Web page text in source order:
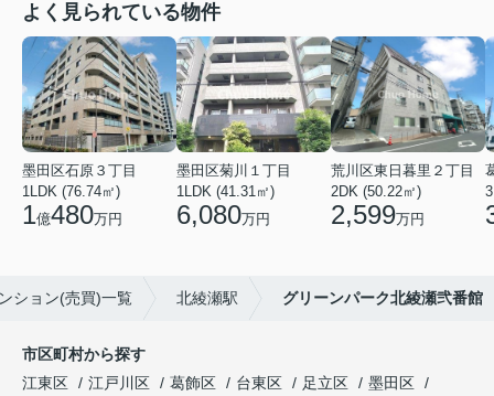
よく見られている物件
墨田区石原３丁目
1LDK (76.74㎡)
1億480万円
墨田区菊川１丁目
1LDK (41.31㎡)
6,080万円
荒川区東日暮里２丁目
2DK (50.22㎡)
2,599万円
ション(売買)一覧 北綾瀬駅 グリーンパーク北綾瀬弐番館
市区町村から探す
江東区
江戸川区 葛飾区 台東区 足立区
墨田区